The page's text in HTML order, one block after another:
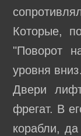
Которые,
"Поворот
уровня
Двери
фрегат. В
корабли,